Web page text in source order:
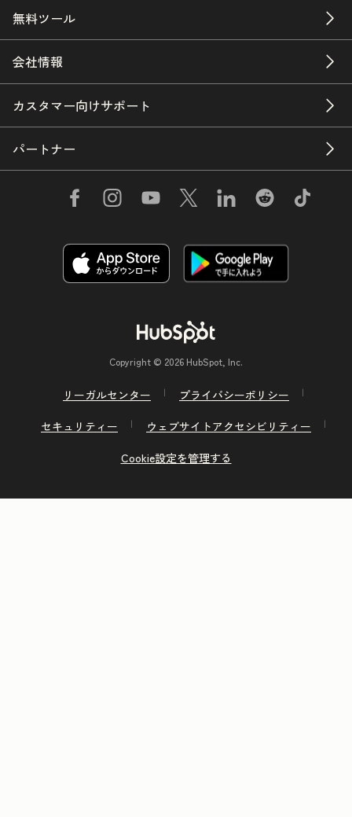
無料ツール
会社情報
カスタマー向けサポート
パートナー
Copyright © 2026 HubSpot, Inc.
リーガルセンター
プライバシーポリシー
セキュリティー
ウェブサイトアクセシビリティー
Cookie設定を管理する